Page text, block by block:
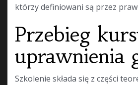
którzy definiowani są przez
Przebieg
uprawnienia
Szkolenie składa się z części